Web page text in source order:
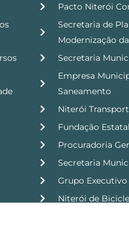
Pacto Niterói
Secretaria de
Modernização
Secretaria
Empresa
Saneamento
Niterói
Fundação
Procuradoria
Secretaria
Grupo Executivo
Niterói de